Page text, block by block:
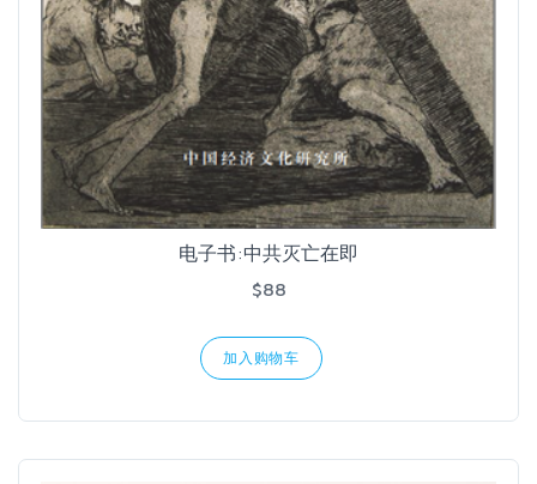
电子书:中共灭亡在即
$88
加入购物车